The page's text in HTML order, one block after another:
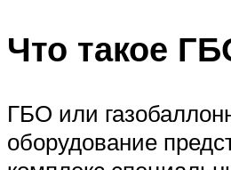
Что такое
ГБО или
оборудование